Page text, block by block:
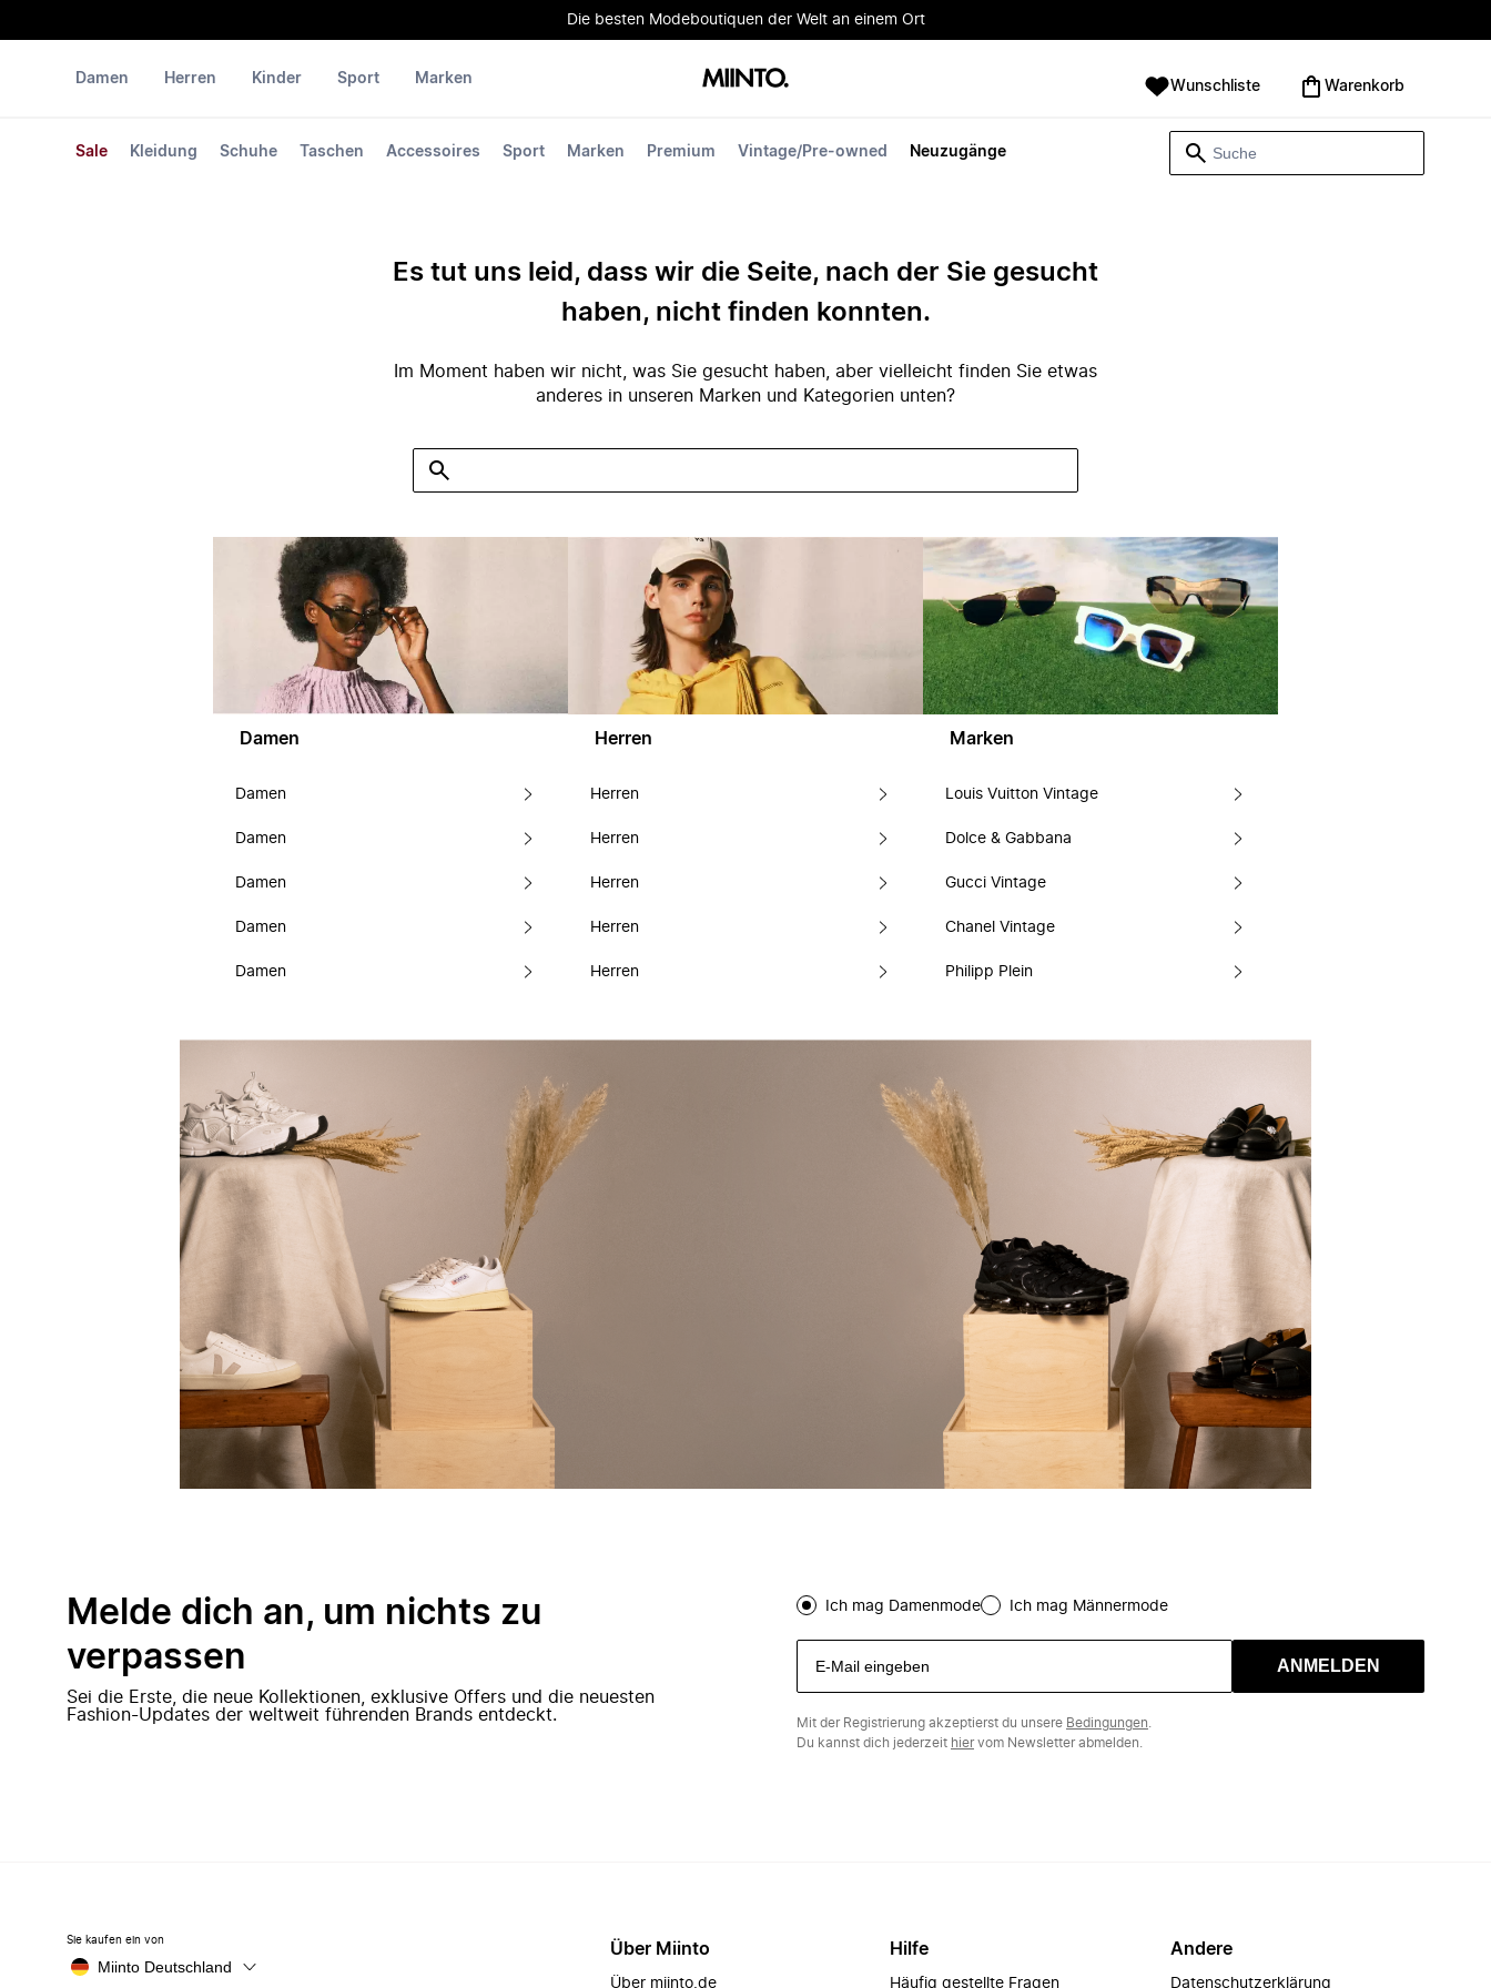
Die besten Modeboutiquen der Welt an einem Ort
Damen
Sale Kleidung Schuhe Taschen Accessoires Sport Marken Premium Vintage/Pre-owned Neuzugänge
Herren Kinder Sport Marken Wunschliste Warenkorb
Es tut uns leid, dass wir die Seite, nach der Sie gesucht
haben, nicht finden konnten.
Im Moment haben wir nicht, was Sie gesucht haben, aber vielleicht finden Sie etwas
anderes in unseren Marken und Kategorien unten?
Damen
Damen
Damen
Damen
Damen
Damen
Herren
Herren
Herren
Herren
Herren
Herren
Marken
Louis Vuitton Vintage
Dolce & Gabbana
Gucci Vintage
Chanel Vintage
Philipp Plein
Melde dich an, um nichts zu
verpassen
Sei die Erste, die neue Kollektionen, exklusive Offers und die neuesten
Fashion-Updates der weltweit führenden Brands entdeckt.
Ich mag Damenmode Ich mag Männermode
ANMELDEN
Mit der Registrierung akzeptierst du unsere Bedingungen
Du kannst dich jederzeit hiervom Newsletter abmelden.
Sie kaufen ein von
Miinto Deutschland
Über Miinto
Über miinto.de
Hilfe
Häufig gestellte Fragen
Andere
Datenschutzerklärung